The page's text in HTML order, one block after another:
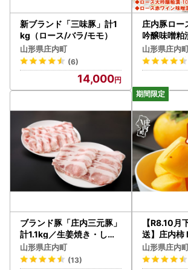
■ふるさと納税サイトを装う偽サイトにご
ふるさと納税サイトを装った偽サイトが多
す。
庄内町ふるさと納税の返礼品の一部も無断
り、割引しているような表示をして寄附を
存ポータルサイトを模倣したサイトなどが
また、庄内町では、皆様からの寄附をお受
寄附の申込みをされていない人に対し、払
たり入金案内の通知をすることはありませ
寄附の強要や詐欺行為には十分ご注意くだ
■寄附を検討している皆様へのお願い
お米も野菜もフルーツも、鮮度で味が左右
お米は精米から1ヵ月で味が落ちるといわ
と本来の味をお楽しみいただけます。
また、到着後一週間以上経過してから開封
あった場合には、庄内町では対応ができませ
特に食品類については、必ず到着時にご確
新ブランド「三味豚」計1
kg（ロース/バラ/モモ）
山形県庄内町
(6)
14,000
庄内豚ロー
吟醸味噌
各5袋）
山形県庄内
ブランド豚「庄内三元豚」
計1.1kg／生姜焼き・しゃ
ぶしゃぶセット
山形県庄内町
(13)
【R8.10月
送】庄内柿
5kg（入金
.10）
山形県庄内